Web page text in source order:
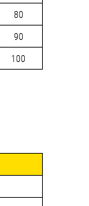
80
90
100